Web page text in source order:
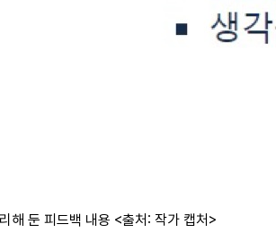
해 둔 피드백 내용 <출처: 작가 캡처>